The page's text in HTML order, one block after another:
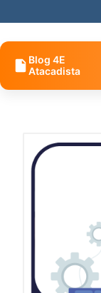
Blog 4E
Atacadista